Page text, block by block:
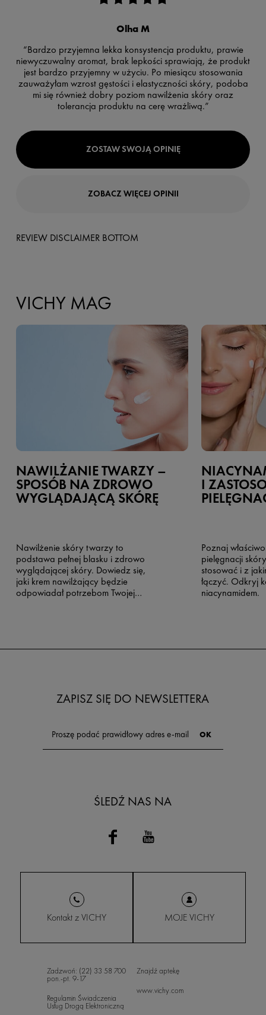
Olha M
“Bardzo przyjemna lekka konsystencja produktu, prawie
niewyczuwalny aromat, brak lepkości sprawiają, że produkt
jest bardzo przyjemny w użyciu. Po miesiącu stosowania
zauważyłam wzrost gęstości i elastyczności skóry, podoba
mi się również dobry poziom nawilżenia skóry oraz
tolerancja produktu na cerę wrażliwą.”
ZOSTAW SWOJĄ OPINIĘ
ZOBACZ WIĘCEJ OPINII
REVIEW DISCLAIMER BOTTOM
VICHY MAG
NAWILŻANIE TWARZY –
SPOSÓB NA ZDROWO
WYGLĄDAJĄCĄ SKÓRĘ
Nawilżenie skóry twarzy to
podstawa pełnej blasku i zdrowo
wyglądającej skóry. Dowiedz się,
jaki krem nawilżający będzie
odpowiadał potrzebom Twojej
I
Poznaj
pielęgnacji
stosować i z
łączyć. Odkryj
niacynamidem.
ZAPISZ SIĘ DO NEWSLETTERA
ŚLEDŹ NAS NA
Kontakt z VICHY MOJE VICHY
Zadzwoń: (22) 33 58 700
pon.-pt. 9-17
Regulamin Świadczenia
Usług Drogą Elektroniczną
Znajdź aptekę
www.vichy.com